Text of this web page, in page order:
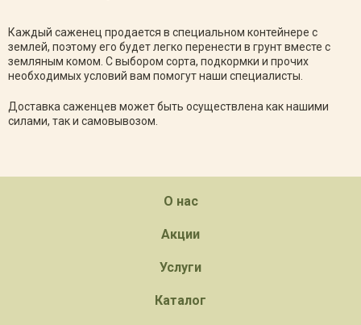
Каждый саженец продается в специальном контейнере с
землей, поэтому его будет легко перенести в грунт вместе с
земляным комом. С выбором сорта, подкормки и прочих
необходимых условий вам помогут наши специалисты.
Доставка саженцев может быть осуществлена как нашими
силами, так и самовывозом.
О нас
Акции
Услуги
Каталог